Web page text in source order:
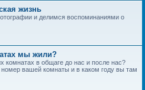
жизнь
и делимся воспоминаниями о
мы жили?
комнатах в общаге до нас и после нас?
вашей комнаты и в каком году вы там